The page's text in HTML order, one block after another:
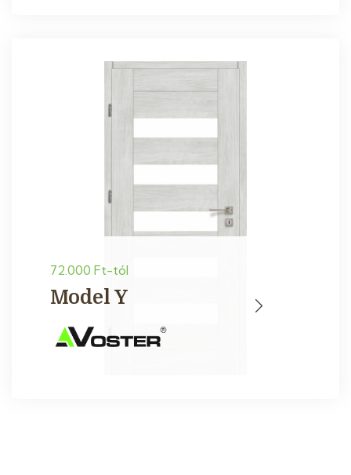
72.000 Ft-tól
Model Y